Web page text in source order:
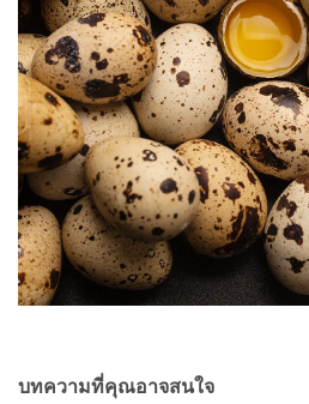
บทความที่คุณอาจสนใจ